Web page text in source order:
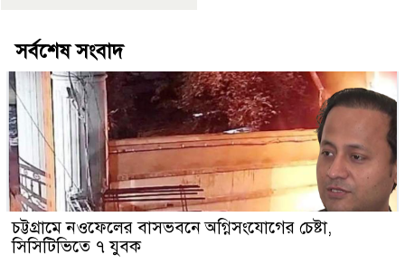
সর্বশেষ সংবাদ
চট্টগ্রামে নওফেলের বাসভবনে অগ্নিসংযোগের চেষ্টা,
সিসিটিভিতে ৭ যুবক